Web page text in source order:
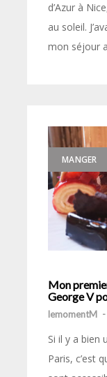
d’Azur à
au soleil.
mon séjour
MANGER
Mon
George V
lemomentM -
Si il y a bien
Paris, c’est